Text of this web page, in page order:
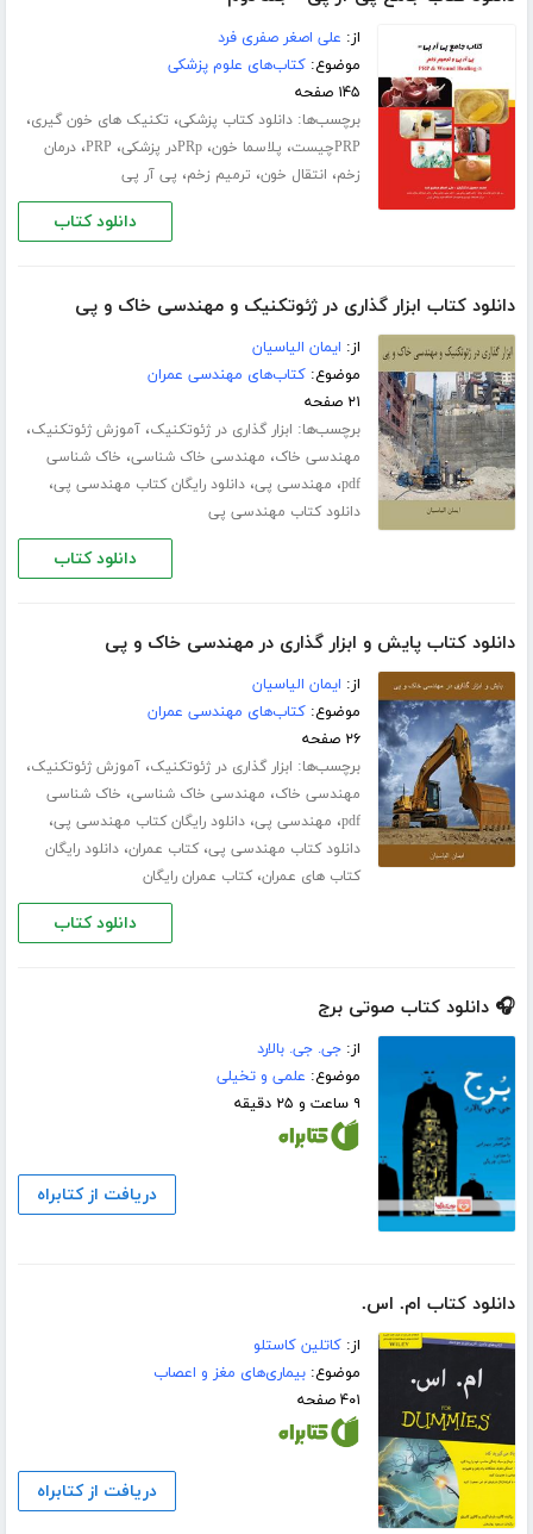
از: علی اصغر صفری فرد
موضوع:کتاب‌های علوم پزشکی
۱۴۵ صفحه
برچسب‌ها:دانلود کتاب پزشکی، تکنیک های خون گیری،
PRPچیست ، پلاسما خون،PRpدر پزشکی ، PRP،درمان
زخم، انتقال خون، ترمیم زخم، پی آر پی
دانلود کتاب
دانلود کتاب ابزار گذاری در ژئوتکنیک و مهندسی خاک و پی
از: ایمان الیاسیان
موضوع:کتاب‌های مهندسی عمران
۲۱ صفحه
برچسب‌ها: ابزار گذاری در ژئوتکنیک،آموزش ژئوتکنیک،
مهندسی خاک، مهندسی خاک شناسی، خاک شناسی
pdf، مهندسی پی،دانلود رایگان کتاب مهندسی پی،
دانلود کتاب مهندسی پی
دانلود کتاب
دانلود کتاب پایش و ابزار گذاری در مهندسی خاک و پی
از: ایمان الیاسیان
موضوع:کتاب‌های مهندسی عمران
۲۶ صفحه
برچسب‌ها: ابزار گذاری در ژئوتکنیک،آموزش ژئوتکنیک،
مهندسی خاک، مهندسی خاک شناسی، خاک شناسی
pdf، مهندسی پی،دانلود رایگان کتاب مهندسی پی،
دانلود کتاب مهندسی پی،کتاب عمران،دانلود رایگان
کتاب های عمران،کتاب عمران رایگان
دانلود کتاب
🎧 دانلود کتاب صوتی برج
از:جی. جی. بالارد
موضوع: علمی و تخیلی
۹ ساعت و ۲۵ دقیقه
دریافت از کتابراه
دانلود کتاب ام. اس.
از:کاتلین کاستلو
موضوع:بیماری‌های مغز و اعصاب
۴۰۱ صفحه
دریافت از کتابراه